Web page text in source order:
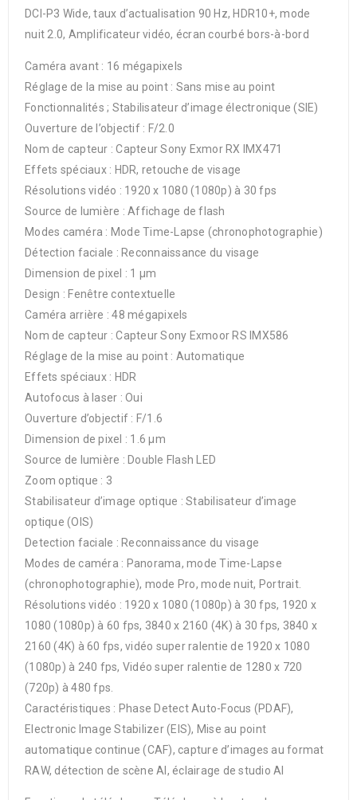
DCI-P3 Wide, taux d’actualisation 90 Hz, HDR10+, mode
nuit 2.0, Amplificateur vidéo, écran courbé bors-à-bord
Caméra avant : 16 mégapixels
Réglage de la mise au point : Sans mise au point
Fonctionnalités ; Stabilisateur d’image électronique (SIE)
Ouverture de l’objectif : F/2.0
Nom de capteur : Capteur Sony Exmor RX IMX471
Effets spéciaux : HDR, retouche de visage
Résolutions vidéo : 1920 x 1080 (1080p) à 30 fps
Source de lumière : Affichage de flash
Modes caméra : Mode Time-Lapse (chronophotographie)
Détection faciale : Reconnaissance du visage
Dimension de pixel : 1 µm
Design : Fenêtre contextuelle
Caméra arrière : 48 mégapixels
Nom de capteur : Capteur Sony Exmoor RS IMX586
Réglage de la mise au point : Automatique
Effets spéciaux : HDR
Autofocus à laser : Oui
Ouverture d’objectif : F/1.6
Dimension de pixel : 1.6 µm
Source de lumière : Double Flash LED
Zoom optique : 3
Stabilisateur d’image optique : Stabilisateur d’image
optique (OIS)
Detection faciale : Reconnaissance du visage
Modes de caméra : Panorama, mode Time-Lapse
(chronophotographie), mode Pro, mode nuit, Portrait.
Résolutions vidéo : 1920 x 1080 (1080p) à 30 fps, 1920 x
1080 (1080p) à 60 fps, 3840 x 2160 (4K) à 30 fps, 3840 x
2160 (4K) à 60 fps, vidéo super ralentie de 1920 x 1080
(1080p) à 240 fps, Vidéo super ralentie de 1280 x 720
(720p) à 480 fps.
Caractéristiques : Phase Detect Auto-Focus (PDAF),
Electronic Image Stabilizer (EIS), Mise au point
automatique continue (CAF), capture d’images au format
RAW, détection de scène AI, éclairage de studio AI